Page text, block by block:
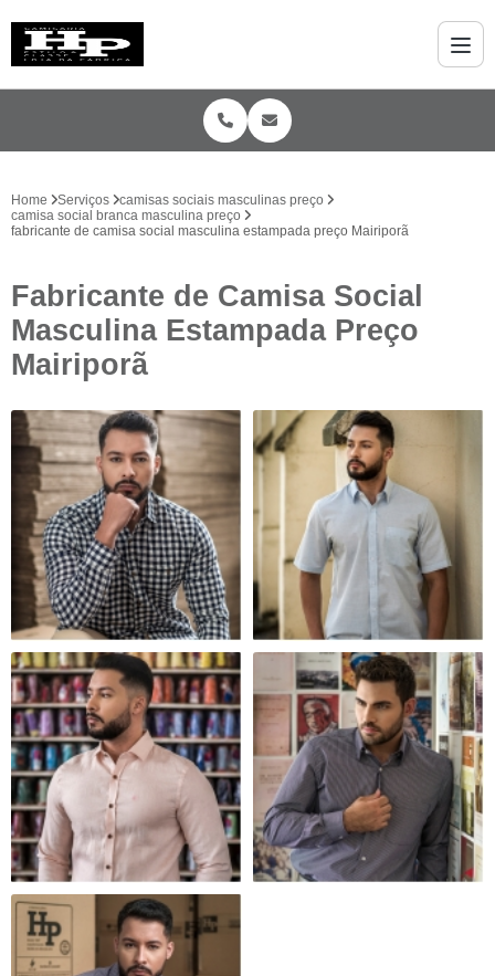
Home Serviços
camisas sociais masculinas preço
camisa social branca masculina preço
fabricante de camisa social masculina estampada preço Mairiporã
Fabricante de Camisa Social
Masculina Estampada Preço
Mairiporã